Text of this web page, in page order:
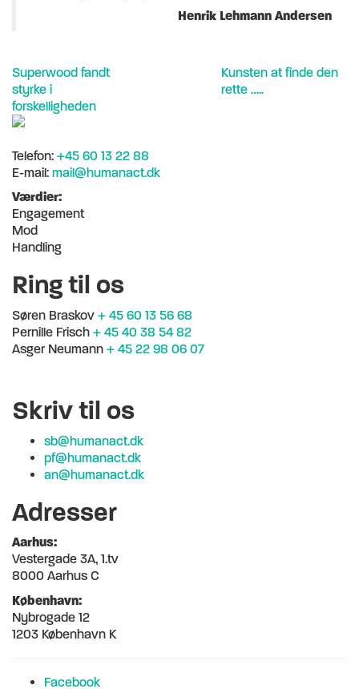
Henrik Lehmann Andersen
Superwood fandt
styrke i
forskelligheden
Kunsten at finde den
rette …..
Telefon: +45 60 13 22 88
E-mail: mail@humanact.dk
Værdier:
Engagement
Mod
Handling
Ring til os
Søren Braskov + 45 60 13 56 68
Pernille Frisch + 45 40 38 54 82
Asger Neumann + 45 22 98 06 07
Skriv til os
sb@humanact.dk
pf@humanact.dk
an@humanact.dk
Adresser
Aarhus:
Vestergade 3A, 1.tv
8000 Aarhus C
København:
Nybrogade 12
1203 København K
Facebook